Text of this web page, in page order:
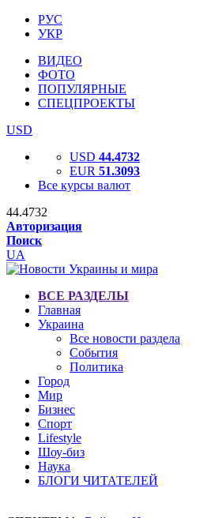
РУС
УКР
ВИДЕО
ФОТО
ПОПУЛЯРНЫЕ
СПЕЦПРОЕКТЫ
USD
USD 44.4732
EUR 51.3093
Все курсы валют
44.4732
Авторизация
Поиск
UA
ВСЕ РАЗДЕЛЫ
Главная
Украина
Все новости раздела
События
Политика
Город
Мир
Бизнес
Спорт
Lifestyle
Шоу-биз
Наука
БЛОГИ ЧИТАТЕЛЕЙ